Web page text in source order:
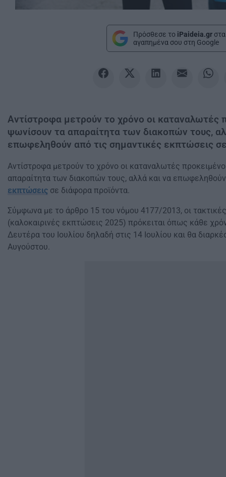
Πρόσθεσε το iPaideia.gr στα
αγαπημένα σου στη Google
Αντίστροφα μετρούν το χρόνο οι καταναλωτές
ψωνίσουν τα απαραίτητα των διακοπών τους,
επωφεληθούν από τις σημαντικές εκπτώσεις
Αντίστροφα μετρούν το χρόνο οι καταναλωτές
απαραίτητα των διακοπών τους, αλλά και να
εκπτώσεις σε διάφορα προϊόντα.
Σύμφωνα με το άρθρο 15 του νόμου 4177/2013, οι
(καλοκαιρινές εκπτώσεις 2025) πρόκειται όπως κάθε
Δευτέρα του Ιουλίου δηλαδή στις 14 Ιουλίου και θα
Αυγούστου.